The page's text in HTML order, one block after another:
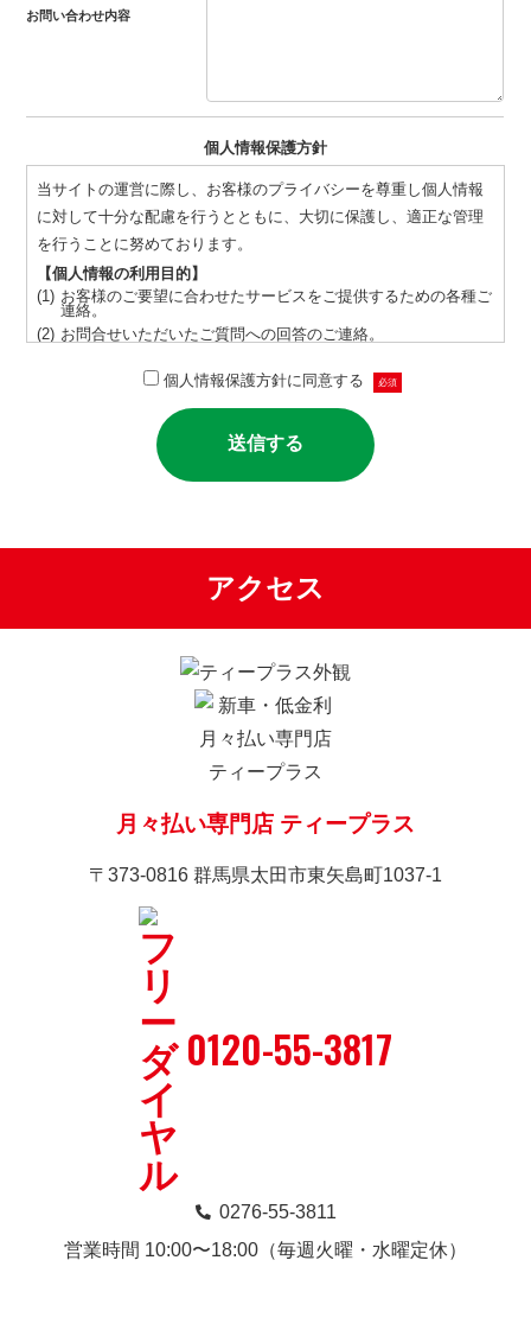
お問い合わせ内容
個人情報保護方針
当サイトの運営に際し、お客様のプライバシーを尊重し個人情報
に対して十分な配慮を行うとともに、大切に保護し、適正な管理
を行うことに努めております。
【個人情報の利用目的】
お客様のご要望に合わせたサービスをご提供するための各種ご
連絡。
お問合せいただいたご質問への回答のご連絡。
取得する個人情報にはクッキー情報を含むものとし、ご本人の
同意なしに目的以外では利用しません。
情報が漏洩しないよう対策を講じ、従業員だけでなく委託業者
も監督します。
ご本人の同意を得ずに第三者に情報を提供しません。
ご本人からの求めに応じ情報を開示します。
個人情報の取り扱いに関する苦情に対し、適切・迅速に対処し
個人情報保護方針に同意する 必須
アクセス
月々払い専門店 ティープラス
〒373-0816 群馬県太田市東矢島町1037-1
0120-55-3817
0276-55-3811
営業時間 10:00〜18:00（毎週火曜・水曜定休）